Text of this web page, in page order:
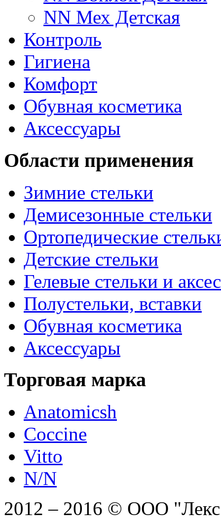
NN Мех Детская
Контроль
Гигиена
Комфорт
Обувная косметика
Аксессуары
Области применения
Зимние стельки
Демисезонные стельки
Ортопедические
Детские стельки
Гелевые стельки и
Полустельки, вставки
Обувная косметика
Аксессуары
Торговая марка
Anatomicsh
Coccine
Vitto
N/N
2012 – 2016 © ООО